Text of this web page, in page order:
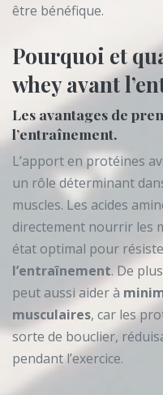
être bénéfique.
Pourquoi et
whey avant
Les avantages de
l’entraînement.
L’apport en protéines
un rôle déterminant
muscles. Les acides
directement nourrir les
état optimal pour
l’entraînement. De
peut aussi aider à
musculaires, car les
sorte de bouclier,
pendant l’exercice.